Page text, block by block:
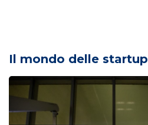
Il mondo delle startup